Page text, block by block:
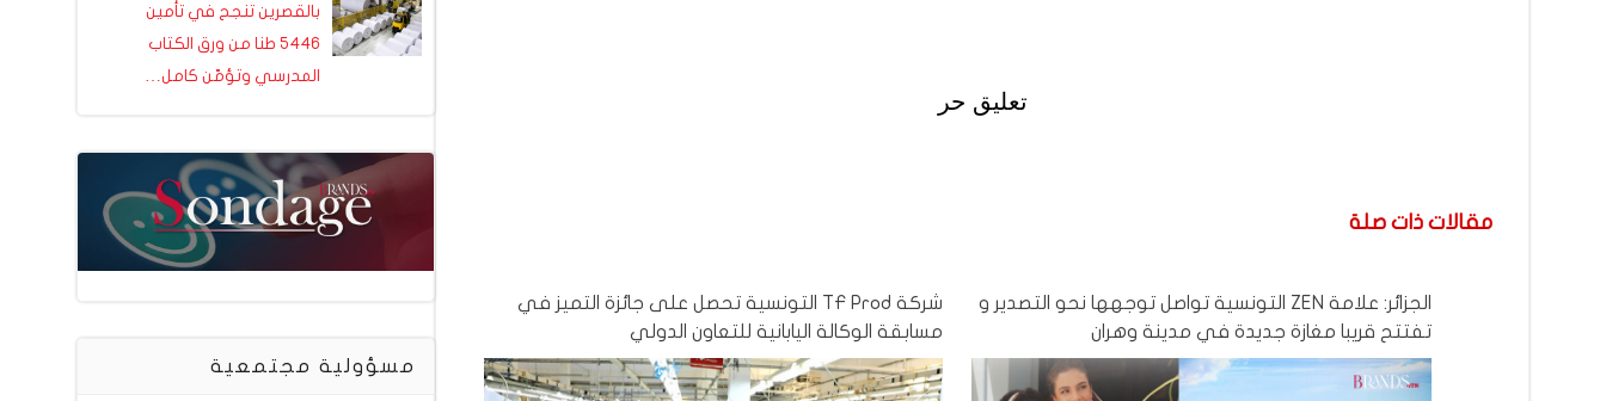
تعليق حر
مقالات ذات صلة
الجزائر: علامة ZEN التونسية تواصل توجهها نحو التصدير و
تفتتح قريبا مغازة جديدة في مدينة وهران
شركة TF Prod التونسية تحصل على جائزة التميز في
مسابقة الوكالة اليابانية للتعاون الدولي
بالقصرين تنجح في تأمين
5446 طنا من ورق الكتاب
المدرسي وتؤمّن كامل…
مسؤولية مجتمعية